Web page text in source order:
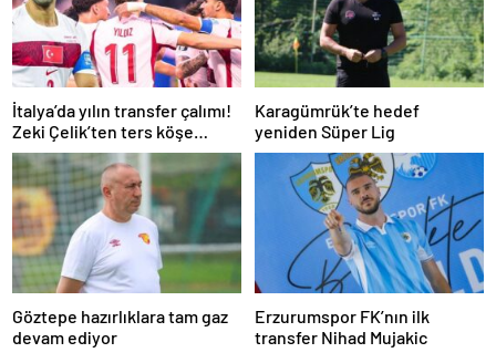
İtalya’da yılın transfer çalımı!
Zeki Çelik’ten ters köşe…
Karagümrük’te hedef
yeniden Süper Lig
Göztepe hazırlıklara tam gaz
devam ediyor
Erzurumspor FK’nın ilk
transfer Nihad Mujakic